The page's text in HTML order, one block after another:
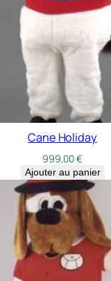
Cane Holiday
999,00€
Ajouter au panier